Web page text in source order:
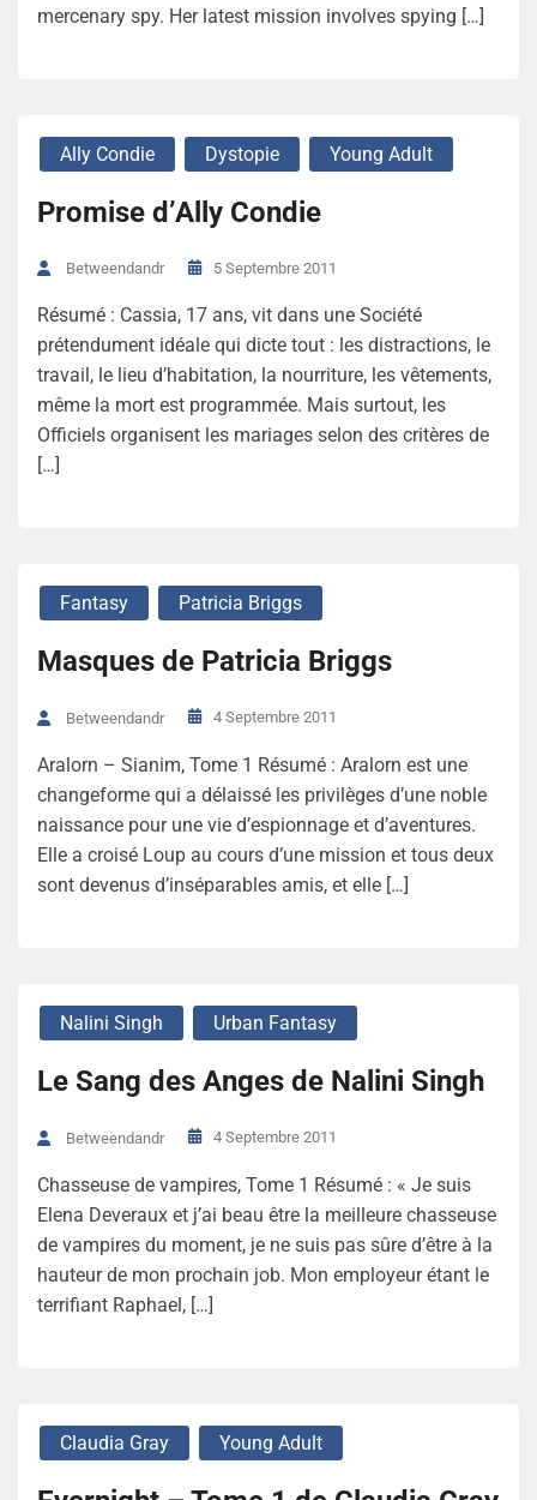
mercenary spy. Her latest mission involves spying […]
Ally Condie Dystopie Young Adult
Promise d’Ally Condie
Betweendandr 5 Septembre 2011
Résumé : Cassia, 17 ans, vit dans une Société
prétendument idéale qui dicte tout : les distractions, le
travail, le lieu d’habitation, la nourriture, les vêtements,
même la mort est programmée. Mais surtout, les
Officiels organisent les mariages selon des critères de
[…]
Fantasy Patricia Briggs
Masques de Patricia Briggs
Betweendandr 4 Septembre 2011
Aralorn – Sianim, Tome 1 Résumé : Aralorn est une
changeforme qui a délaissé les privilèges d’une noble
naissance pour une vie d’espionnage et d’aventures.
Elle a croisé Loup au cours d’une mission et tous deux
sont devenus d’inséparables amis, et elle […]
Nalini Singh Urban Fantasy
Le Sang des Anges de Nalini Singh
Betweendandr 4 Septembre 2011
Chasseuse de vampires, Tome 1 Résumé : « Je suis
Elena Deveraux et j’ai beau être la meilleure chasseuse
de vampires du moment, je ne suis pas sûre d’être à la
hauteur de mon prochain job. Mon employeur étant le
terrifiant Raphael, […]
Claudia Gray Young Adult